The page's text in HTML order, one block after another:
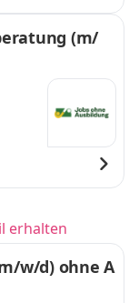
(m/
erhalten
w/d) ohne A